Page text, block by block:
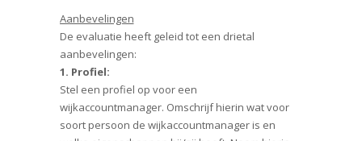
Aanbevelingen
De evaluatie heeft geleid tot een drietal
aanbevelingen:
1. Profiel:
Stel een profiel op voor een
wijkaccountmanager. Omschrijf hierin wat voor
soort persoon de wijkaccountmanager is en